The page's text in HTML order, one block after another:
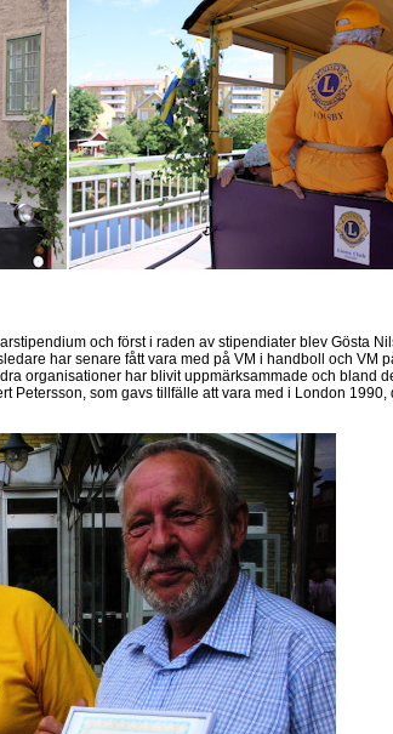
och först i raden av stipendiater blev Gösta
har senare fått vara med på VM i handboll och VM
organisationer har blivit uppmärksammade och bland
Petersson, som gavs tillfälle att vara med i London 1990,